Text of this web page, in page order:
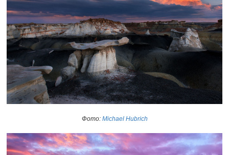
Фото: Michael Hubrich